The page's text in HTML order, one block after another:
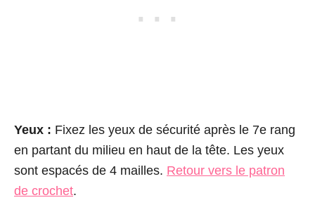
Yeux : Fixez les yeux de sécurité après le 7e rang
en partant du milieu en haut de la tête. Les yeux
sont espacés de 4 mailles. Retour vers le patron
de crochet.